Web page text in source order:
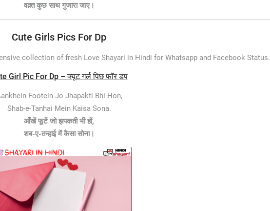
वक़्त कुछ साथ गुजारा जाए।
Cute Girls Pics For Dp
collection of fresh Love Shayari in Hindi for Whatsapp and Facebook Status.
Girl Pic For Dp – क्यूट गर्ल पिछ फॉर डप
Footein Jo Jhapakti Bhi Hon,
Shab-e-Tanhai Mein Kaisa Sona.
आँखें फूटें जो झपकती भी हों,
शब-ए-तन्हाई में कैसा सोना।